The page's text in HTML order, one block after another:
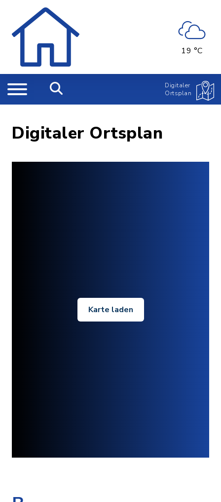
19 °C
Digitaler
Ortsplan
Digitaler Ortsplan
Karte laden